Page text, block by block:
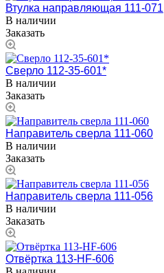
Втулка направляющая 111-071
В наличии
Заказать
Сверло 112-35-601*
В наличии
Заказать
Направитель сверла 111-060
В наличии
Заказать
Направитель сверла 111-056
В наличии
Заказать
Отвёртка 113-HF-606